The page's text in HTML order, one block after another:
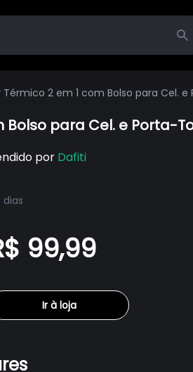
Térmico 2 em 1 com Bolso para Cel.
Bolso para Cel. e Porta-
por Dafiti
dias
99,99
Ir à loja